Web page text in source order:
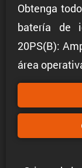
Obtenga
batería de
20PS(B):
área